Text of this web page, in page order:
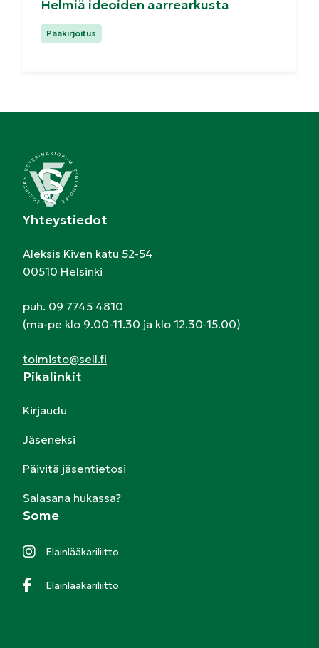
Helmiä ideoiden aarrearkusta
Kategoriat:
Pääkirjoitus
Yhteystiedot
Aleksis Kiven katu 52-54
00510 Helsinki
puh. 09 7745 4810
(ma-pe klo 9.00-11.30 ja klo 12.30-15.00)
toimisto@sell.fi
Pikalinkit
Kirjaudu
Jäseneksi
Päivitä jäsentietosi
Salasana hukassa?
Some
Eläinlääkäriliitto
Eläinlääkäriliitto